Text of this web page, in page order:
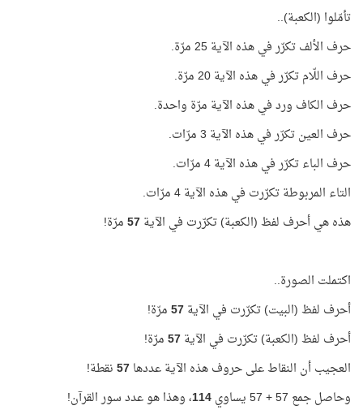
تأمّلوا (الكعبة)..
حرف الألف تكرّر في هذه الآية 25 مرّة.
حرف اللّام تكرّر في هذه الآية 20 مرّة.
حرف الكاف ورد في هذه الآية مرّة واحدة.
حرف العين تكرّر في هذه الآية 3 مرّات.
حرف الباء تكرّر في هذه الآية 4 مرّات.
التاء المربوطة تكرّرت في هذه الآية 4 مرّات.
هذه هي أحرف لفظ (الكعبة) تكرّرت في الآية57مرّة!
اكتملت الصورة..
أحرف لفظ (البيت) تكرّرت في الآية57مرّة!
أحرف لفظ (الكعبة) تكرّرت في الآية57مرّة!
العجيب أن النقاط على حروف هذه الآية عددها57نقطة!
وحاصل جمع 57 + 57 يساوي
114، وهذا هو عدد سور القرآن!